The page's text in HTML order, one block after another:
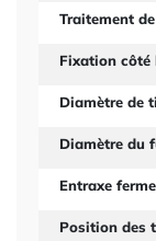
Traitement
Fixation côté
Diamètre de
Diamètre du
Entraxe ferme
Position des